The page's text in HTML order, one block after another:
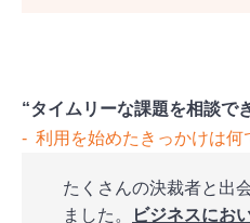
“タイムリーな課題を相談で
‐ 利用を始めたきっかけは何
たくさんの決裁者と出
ました。
ビジネスにお